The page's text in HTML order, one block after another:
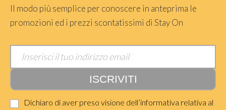
Il modo più semplice per conoscere in anteprima le
promozioni ed i prezzi scontatissimi di Stay On
Dichiaro di aver preso visione dell’informativa relativa al